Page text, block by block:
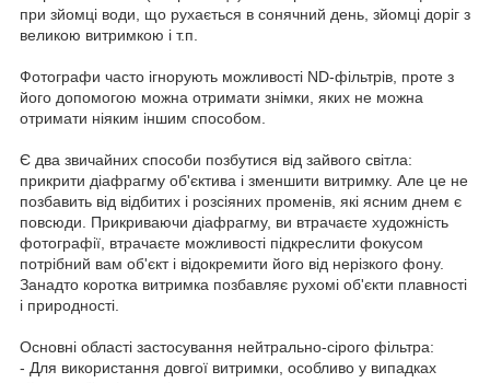
при зйомці води, що рухається в сонячний день, зйомці доріг з
великою витримкою і т.п.
Фотографи часто ігнорують можливості ND-фільтрів, проте з
його допомогою можна отримати знімки, яких не можна
отримати ніяким іншим способом.
Є два звичайних способи позбутися від зайвого світла:
прикрити діафрагму об'єктива і зменшити витримку. Але це не
позбавить від відбитих і розсіяних променів, які ясним днем є
повсюди. Прикриваючи діафрагму, ви втрачаєте художність
фотографії, втрачаєте можливості підкреслити фокусом
потрібний вам об'єкт і відокремити його від нерізкого фону.
Занадто коротка витримка позбавляє рухомі об'єкти плавності
і природності.
Основні області застосування нейтрально-сірого фільтра:
- Для використання довгої витримки, особливо у випадках